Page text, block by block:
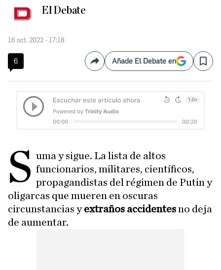
El Debate
16 oct. 2022 - 17:18
6 CompartirAñade El Debate en Save
S uma y sigue. La lista de altos
funcionarios, militares, científicos,
propagandistas del régimen de Putin y
oligarcas que mueren en oscuras
circunstancias yextraños accidentesno deja
de aumentar.